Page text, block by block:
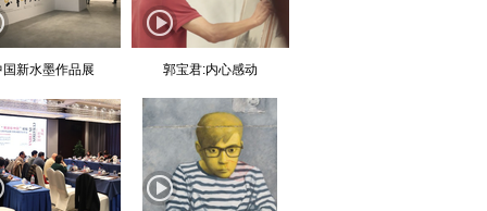
国新水墨作品展 郭宝君:内心感动